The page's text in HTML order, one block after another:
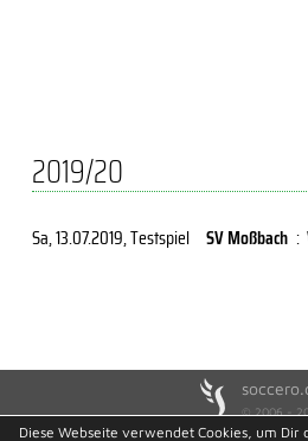
2019/20
Sa, 13.07.2019, Testspiel SV Moßbach :
© 2006 -
Diese Webseite verwendet Cookies, um Dir